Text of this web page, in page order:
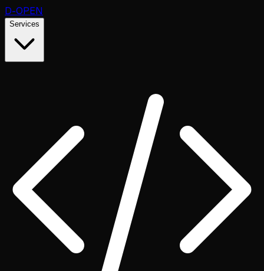
D-OPEN
Services